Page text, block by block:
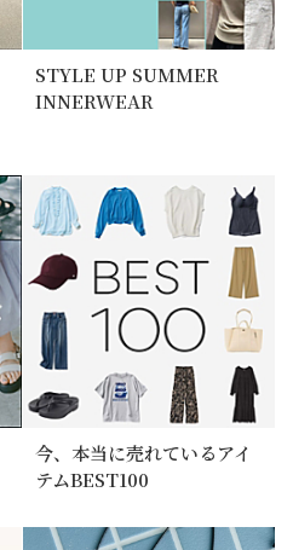
STYLE UP SUMMER
INNERWEAR
今、本当に売れているアイ
テムBEST100